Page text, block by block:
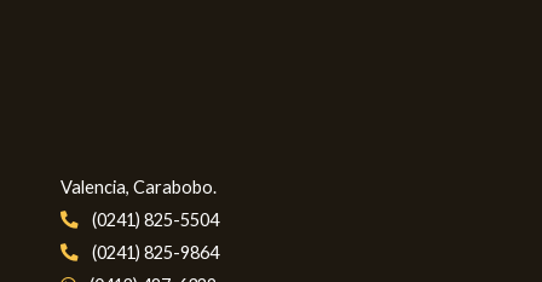
Valencia, Carabobo.
(0241) 825-5504
(0241) 825-9864